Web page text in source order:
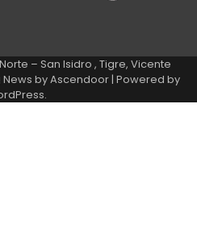
– San Isidro , Tigre, Vicente
News byAscendoor| Powered by
.